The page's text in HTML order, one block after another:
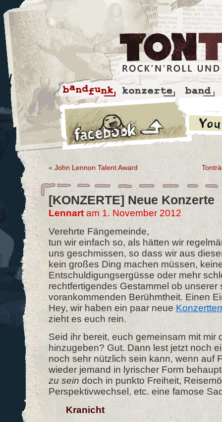
« John Lennon Talent Award
[KONZERTE] Neue Konzerte
Lennartam 1. November 2012
Verehrte Fängemeinde,
tun wir einfach so, als hätten wir
uns geschmissen, so dass wir aus
kein großes Ding machen müssen,
Entschuldigungsergüsse oder mehr
rechtfertigendes Gestammel ob unserer
vorankommenden Berühmtheit. Einen
Hey, wir haben ein paar neue
zieht es euch rein.
Seid ihr bereit, euch gemeinsam mit mir
hinzugeben? Gut. Dann lest jetzt noch
noch sehr nützlich sein kann, wenn auf
wieder jemand in lyrischer Form
zu sein doch in punkto Freiheit,
Perspektivwechsel, etc. eine famose
Kranicht